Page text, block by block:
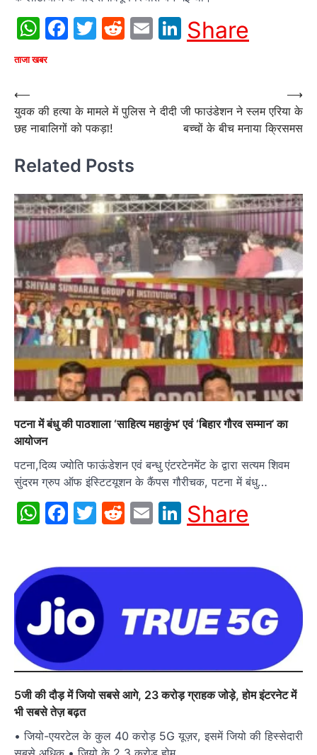
WhatsApp
Facebook
Twitter
Reddit
EmailLinkedIn
Share
ताजा खबर
Post
navigation
⟵
युवक की हत्या के मामले में पुलिस ने
छह नाबालिगों को पकड़ा!
दीदी जी फाउंडेशन ने स्लम एरिया के
बच्चों के बीच मनाया क्रिसमस
⟶
Related Posts
पटना में बंधु की पाठशाला ‘साहित्य महाकुंभ’ एवं ‘बिहार गौरव सम्मान’ का
आयोजन
पटना,दिव्य ज्योति फाऊंडेशन एवं बन्धु एंटरटेनमेंट के द्वारा सत्यम शिवम
सुंदरम ग्रुप ऑफ इंस्टिटयूशन के कैंपस गौरीचक, पटना में बंधु…
WhatsApp
Facebook
Twitter
Reddit
EmailLinkedIn
Share
5जी की दौड़ में जियो सबसे आगे, 23 करोड़ ग्राहक जोड़े, होम इंटरनेट में
भी सबसे तेज़ बढ़त
• जियो-एयरटेल के कुल 40 करोड़ 5G यूज़र, इसमें जियो की हिस्सेदारी